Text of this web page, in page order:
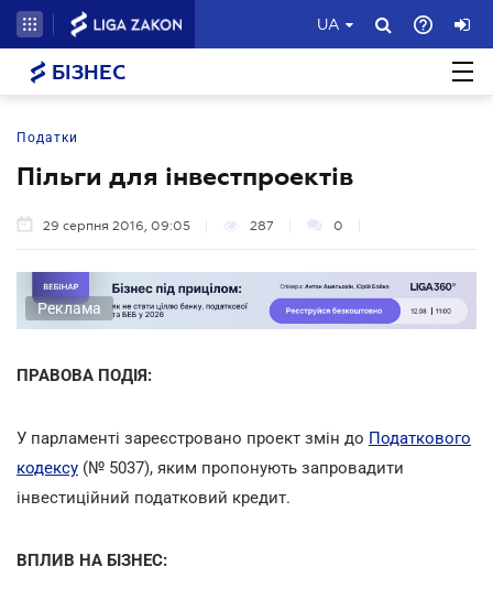
UA
БІЗНЕС
Податки
Пільги для інвестпроектів
29 серпня 2016, 09:05 287 0
Реклама
ПРАВОВА ПОДІЯ:
У парламенті зареєстровано проект змін до Податкового
кодексу (№ 5037), яким пропонують запровадити
інвестиційний податковий кредит.
ВПЛИВ НА БІЗНЕС: